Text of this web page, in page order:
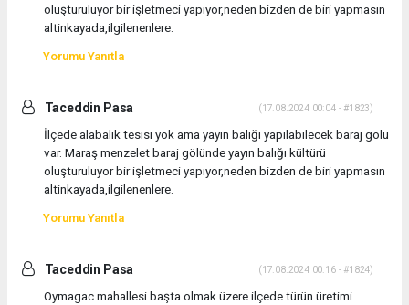
oluşturuluyor bir işletmeci yapıyor,neden bizden de biri yapmasın
altinkayada,ilgilenenlere.
Yorumu Yanıtla
Taceddin Pasa (17.08.2024 00:04 - #1823)
İlçede alabalık tesisi yok ama yayın balığı yapılabilecek baraj gölü
var. Maraş menzelet baraj gölünde yayın balığı kültürü
oluşturuluyor bir işletmeci yapıyor,neden bizden de biri yapmasın
altinkayada,ilgilenenlere.
Yorumu Yanıtla
Taceddin Pasa (17.08.2024 00:16 - #1824)
Oymagac mahallesi başta olmak üzere ilçede türün üretimi